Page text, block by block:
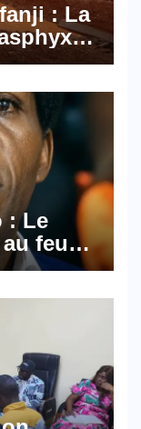
: La
: Le
feu
la